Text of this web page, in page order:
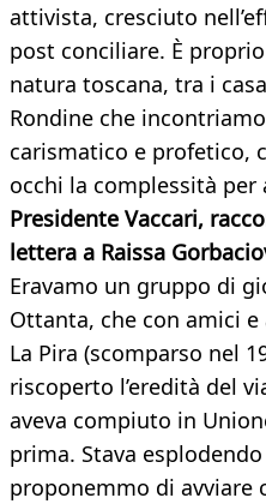
attivista, cresciuto
post conciliare. È
natura toscana, tra i
Rondine che
carismatico e profetico,
occhi la complessità
Presidente Vaccari,
lettera a Raissa
Eravamo un gruppo di
Ottanta, che con amici
La Pira (scomparso nel
riscoperto l’eredità del
aveva compiuto in
prima. Stava
proponemmo di avviare